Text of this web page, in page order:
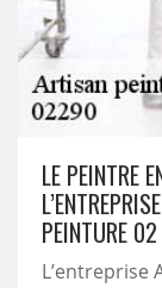
LE PEINTRE
PEINTURE
L’entreprise